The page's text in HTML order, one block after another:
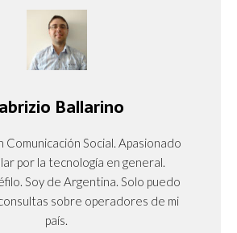
Ballarino
Comunicación Social. Apasionado
por la tecnología en general.
Soy de Argentina. Solo puedo
sobre operadores de mi
país.